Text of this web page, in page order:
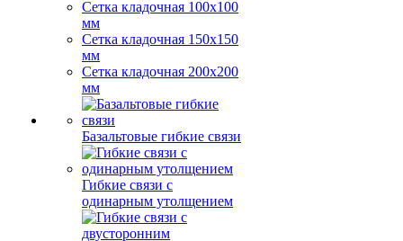
Сетка кладочная 100x100
мм
Сетка кладочная 150x150
мм
Сетка кладочная 200x200
мм
Базальтовые гибкие связи
Гибкие связи с
одинарным утолщением